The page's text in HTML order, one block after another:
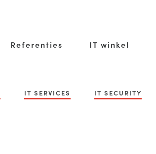
Referenties IT winkel
IT SERVICES IT SECURITY